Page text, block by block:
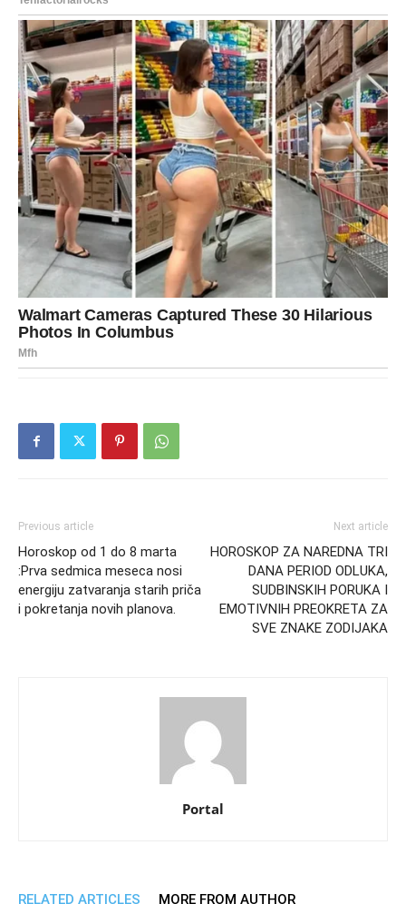
Previous article
Horoskop od 1 do 8 marta
:Prva sedmica meseca nosi
energiju zatvaranja starih priča
i pokretanja novih planova.
Next article
HOROSKOP ZA NAREDNA TRI
DANA PERIOD ODLUKA,
SUDBINSKIH PORUKA I
EMOTIVNIH PREOKRETA ZA
SVE ZNAKE ZODIJAKA
Portal
RELATED ARTICLES MORE FROM AUTHOR